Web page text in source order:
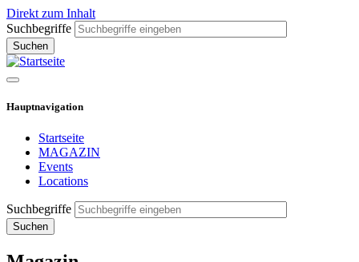
Direkt zum Inhalt
Suchbegriffe
Hauptnavigation
Startseite
MAGAZIN
Events
Locations
Suchbegriffe